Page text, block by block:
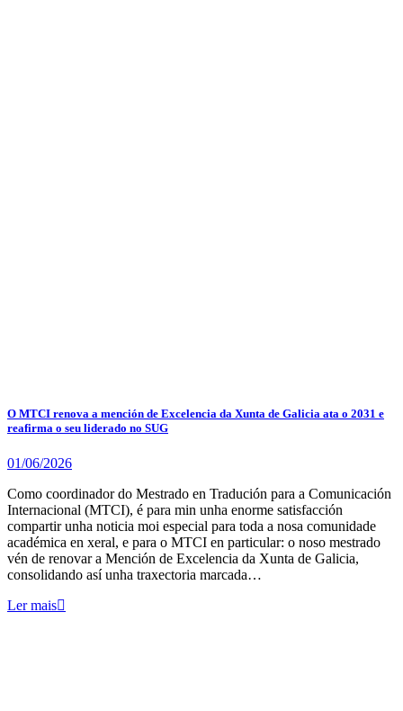
O MTCI renova a mención de Excelencia da Xunta de Galicia ata o 2031 e
reafirma o seu liderado no SUG
01/06/2026
Como coordinador do Mestrado en Tradución para a Comunicación
Internacional (MTCI), é para min unha enorme satisfacción
compartir unha noticia moi especial para toda a nosa comunidade
académica en xeral, e para o MTCI en particular: o noso mestrado
vén de renovar a Mención de Excelencia da Xunta de Galicia,
consolidando así unha traxectoria marcada…
Ler mais